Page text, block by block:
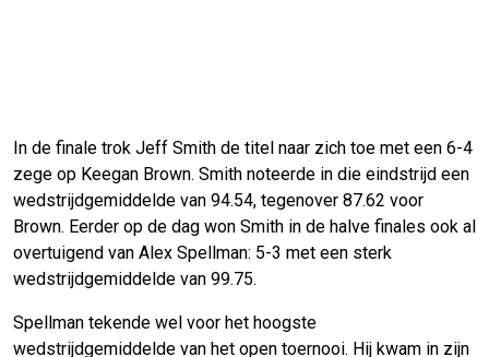
In de finale trok Jeff Smith de titel naar zich toe met een 6-4
zege op Keegan Brown. Smith noteerde in die eindstrijd een
wedstrijdgemiddelde van 94.54, tegenover 87.62 voor
Brown. Eerder op de dag won Smith in de halve finales ook al
overtuigend van Alex Spellman: 5-3 met een sterk
wedstrijdgemiddelde van 99.75.
Spellman tekende wel voor het hoogste
wedstrijdgemiddelde van het open toernooi. Hij kwam in zijn